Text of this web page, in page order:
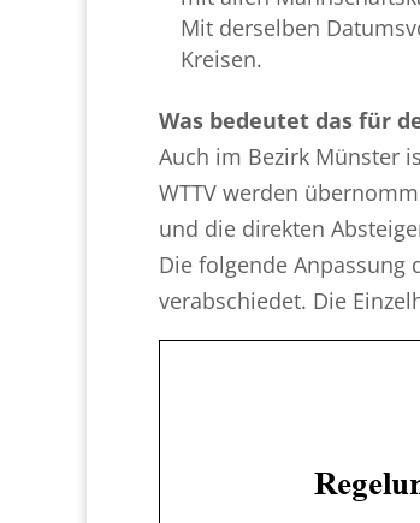
Mit derselben
Kreisen.
Was bedeutet das für
Auch im Bezirk Münster
WTTV werden
und die direkten
Die folgende Anpassung
verabschiedet. Die